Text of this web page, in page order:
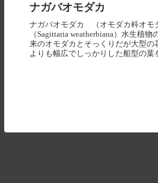
ナガバオモダカ
ナガバオモダカ （オモダカ科オモ
（Sagittaria weatherbiana）水生植
来のオモダカとそっくりだが大型の
よりも幅広でしっかりした船型の葉